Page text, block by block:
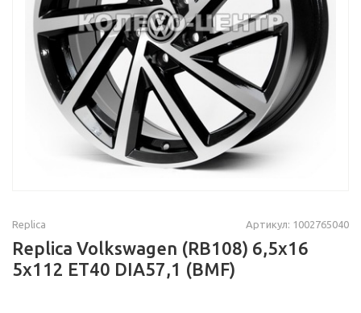
Replica Артикул: 1002765040
Replica Volkswagen (RB108) 6,5x16
5x112 ET40 DIA57,1 (BMF)